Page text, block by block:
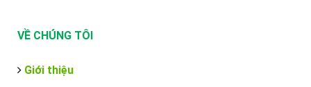
VỀ CHÚNG TÔI
Giới thiệu